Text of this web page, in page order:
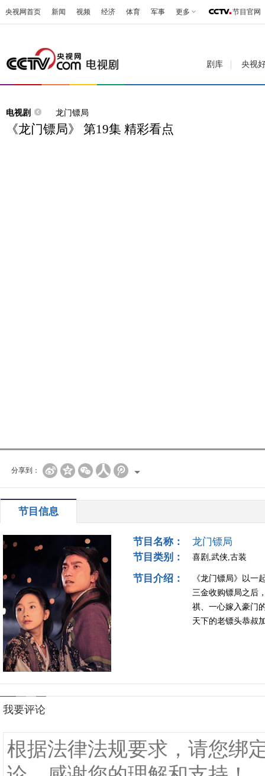
央视网首页 新闻 视频 经济 体育 军事 更多 节目官网
剧库 央视
电视剧 龙门镖局
《龙门镖局》 第19集 精彩看点
分享到：
节目信息
节目名称：
龙门镖局
节目类别：
喜剧,武侠,古装
节目介绍：
《龙门镖局》以一
三金收购镖局之后
祺、一心嫁入豪门
天下的老镖头恭叔